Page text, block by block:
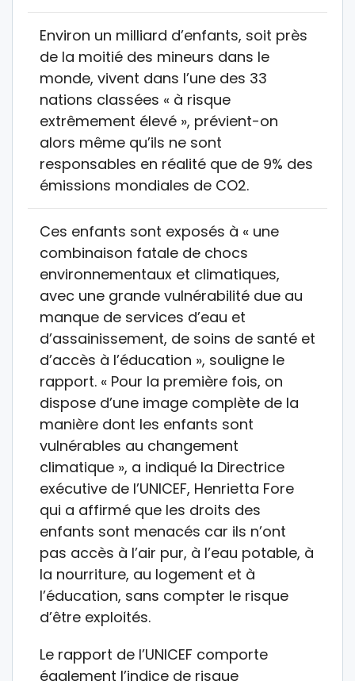
Environ un milliard d’enfants, soit près
de la moitié des mineurs dans le
monde, vivent dans l’une des 33
nations classées « à risque
extrêmement élevé », prévient-on
alors même qu’ils ne sont
responsables en réalité que de 9% des
émissions mondiales de CO2.
Ces enfants sont exposés à « une
combinaison fatale de chocs
environnementaux et climatiques,
avec une grande vulnérabilité due au
manque de services d’eau et
d’assainissement, de soins de santé et
d’accès à l’éducation », souligne le
rapport. « Pour la première fois, on
dispose d’une image complète de la
manière dont les enfants sont
vulnérables au changement
climatique », a indiqué la Directrice
exécutive de l’UNICEF, Henrietta Fore
qui a affirmé que les droits des
enfants sont menacés car ils n’ont
pas accès à l’air pur, à l’eau potable, à
la nourriture, au logement et à
l’éducation, sans compter le risque
d’être exploités.
Le rapport de l’UNICEF comporte
également l’indice de risque